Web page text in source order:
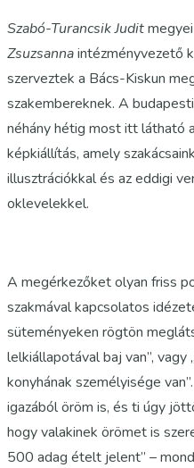
Szabó-Turancsik Judit
Zsuzsannaintézményvezető
szerveztek a Bács-Kiskun
szakembereknek. A
néhány hétig most itt látható
képkiállítás, amely
illusztrációkkal és az eddigi
oklevelekkel.
A megérkezőket olyan friss
szakmával kapcsolatos
süteményeken rögtön
lelkiállapotával baj van”, vagy
konyhának személyisége
igazából öröm is, és ti úgy
hogy valakinek örömet is
500 adag ételt jelent” –